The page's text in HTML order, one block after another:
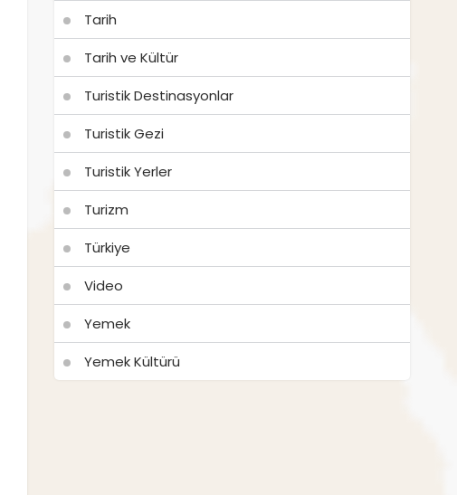
Tarih
Tarih ve Kültür
Turistik Destinasyonlar
Turistik Gezi
Turistik Yerler
Turizm
Türkiye
Video
Yemek
Yemek Kültürü